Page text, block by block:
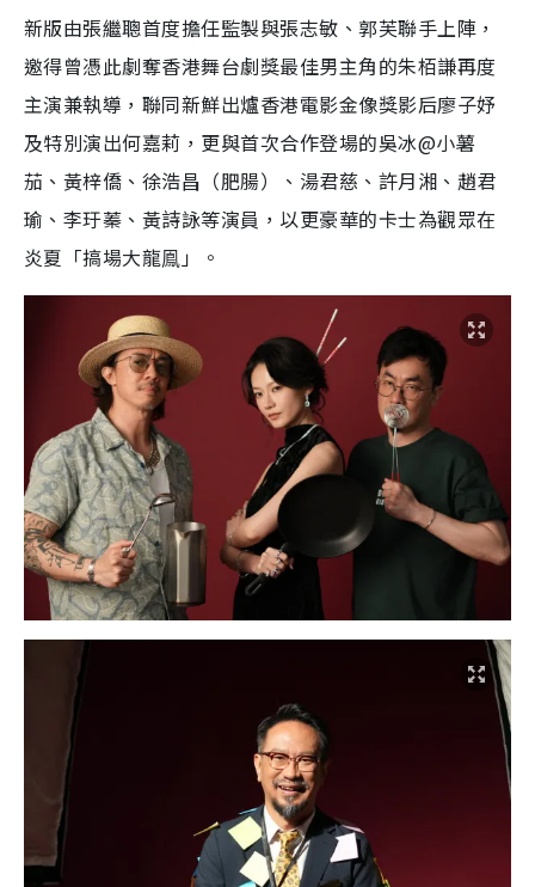
新版由張繼聰首度擔任監製與張志敏、郭芙聯手上陣，
邀得曾憑此劇奪香港舞台劇獎最佳男主角的朱栢謙再度
主演兼執導，聯同新鮮出爐香港電影金像獎影后廖子妤
及特別演出何嘉莉，更與首次合作登場的吳冰@小薯
茄、黃梓僑、徐浩昌（肥腸）、湯君慈、許月湘、趙君
瑜、李玗蓁、黃詩詠等演員，以更豪華的卡士為觀眾在
炎夏「搞場大龍鳯」。